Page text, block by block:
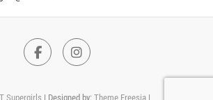
FacebookInstagram
Supergirls | Designed by: Theme Freesia|